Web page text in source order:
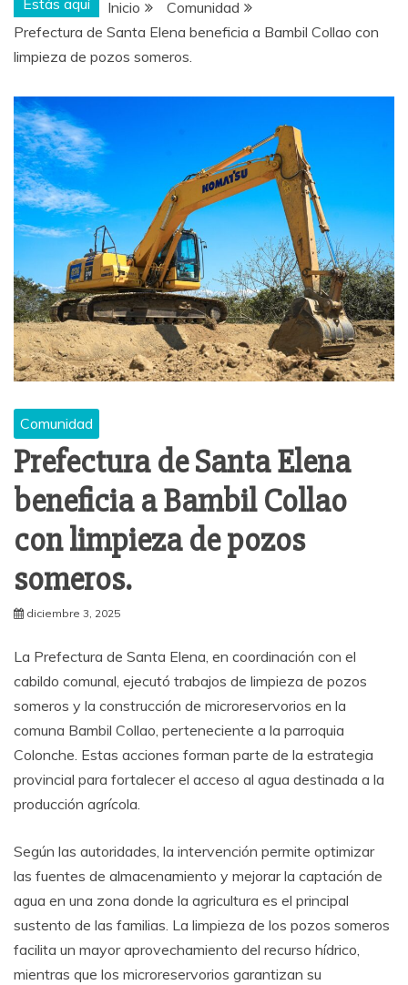
Inicio
Comunidad
Prefectura de Santa Elena beneficia a Bambil Collao con
limpieza de pozos someros.
Comunidad
Prefectura de Santa Elena
beneficia a Bambil Collao
con limpieza de pozos
someros.
diciembre 3, 2025
La Prefectura de Santa Elena, en coordinación con el
cabildo comunal, ejecutó trabajos de limpieza de pozos
someros y la construcción de microreservorios en la
comuna Bambil Collao, perteneciente a la parroquia
Colonche. Estas acciones forman parte de la estrategia
provincial para fortalecer el acceso al agua destinada a la
producción agrícola.
Según las autoridades, la intervención permite optimizar
las fuentes de almacenamiento y mejorar la captación de
agua en una zona donde la agricultura es el principal
sustento de las familias. La limpieza de los pozos someros
facilita un mayor aprovechamiento del recurso hídrico,
mientras que los microreservorios garantizan su